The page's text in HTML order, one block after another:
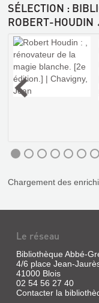
DE
HOUDIN.
3,
LES
SÉLECTION :
ROBERT-HOUDIN
Chargement des
Le réseau
Bibliothèque Abbé-
4/6 place Jean-
41000 Blois
02 54 56 27 40
Contacter la